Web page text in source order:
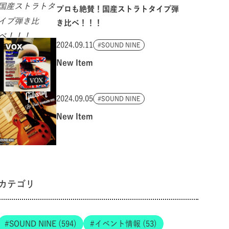
プロも絶賛！国産ストラトタイプ弾
き比べ！！！
2024.09.11 SOUND NINE
New Item
2024.09.05 SOUND NINE
New Item
テゴリ
SOUND NINE (594) イベント情報 (53)